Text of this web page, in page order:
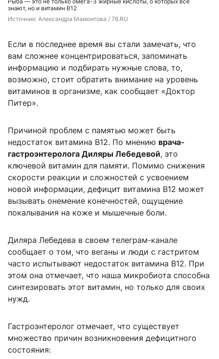
знают, но и витамин B12
Источник: Александра Мамонтова / 76.RU
Если в последнее время вы стали замечать, что
вам сложнее концентрироваться, запоминать
информацию и подбирать нужные слова, то,
возможно, стоит обратить внимание на уровень
витаминов в организме, как сообщает «Доктор
Питер».
Причиной проблем с памятью может быть
недостаток витамина В12. По мнению врача-
гастроэнтеролога Диляры Лебедевой, это
ключевой витамин для памяти. Помимо снижения
скорости реакции и сложностей с усвоением
новой информации, дефицит витамина B12 может
вызывать онемение конечностей, ощущение
покалывания на коже и мышечные боли.
Диляра Лебедева в своем телеграм-канале
сообщает о том, что веганы и люди с гастритом
часто испытывают недостаток витамина В12. При
этом она отмечает, что наша микробиота способна
синтезировать этот витамин, но только для своих
нужд.
Гастроэнтеролог отмечает, что существует
множество причин возникновения дефицитного
состояния: